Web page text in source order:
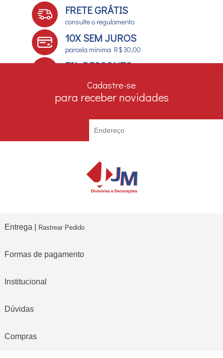
FRETE GRÁTIS
consulte o regulamento
10X SEM JUROS
parcela mínima R$ 30,00
7% DESCONTO
Cadastre-se
para receber novidades
Entrega | Rastrear Pedido
Formas de pagamento
Institucional
Dúvidas
Compras